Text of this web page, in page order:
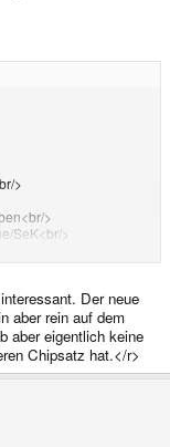
>
>
SeK<br/>
Alpha
Der neue
aber rein auf dem
aber eigentlich keine
Chipsatz hat.</r>